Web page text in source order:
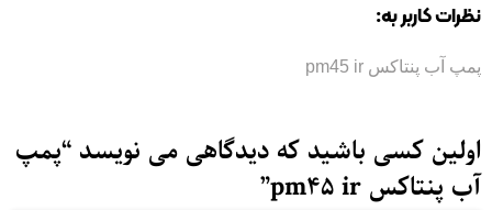
نظرات کاربر به:
پمپ آب پنتاکس pm45 ir
اولین کسی باشید که دیدگاهی می نویسد “پمپ
آب پنتاکس pm45 ir”